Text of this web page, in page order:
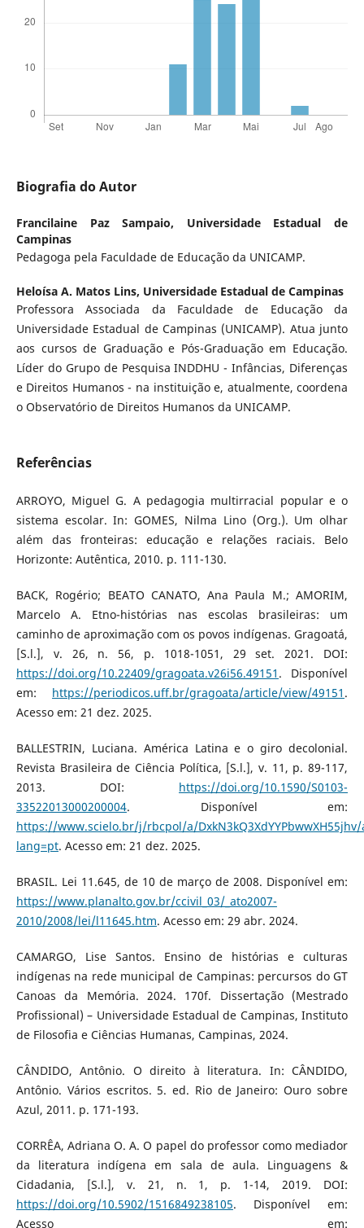
Biografia do Autor
Francilaine Paz Sampaio, Universidade Estadual de
Campinas
Pedagoga pela Faculdade de Educação da UNICAMP.
Heloísa A. Matos Lins, Universidade Estadual de Campinas
Professora Associada da Faculdade de Educação da
Universidade Estadual de Campinas (UNICAMP). Atua junto
aos cursos de Graduação e Pós-Graduação em Educação.
Líder do Grupo de Pesquisa INDDHU - Infâncias, Diferenças
e Direitos Humanos - na instituição e, atualmente, coordena
o Observatório de Direitos Humanos da UNICAMP.
Referências
ARROYO, Miguel G. A pedagogia multirracial popular e o
sistema escolar. In: GOMES, Nilma Lino (Org.). Um olhar
além das fronteiras: educação e relações raciais. Belo
Horizonte: Autêntica, 2010. p. 111-130.
BACK, Rogério; BEATO CANATO, Ana Paula M.; AMORIM,
Marcelo A. Etno-histórias nas escolas brasileiras: um
caminho de aproximação com os povos indígenas. Gragoatá,
[S.l.], v. 26, n. 56, p. 1018-1051, 29 set. 2021. DOI:
https://doi.org/10.22409/gragoata.v26i56.49151 . Disponível
em: https://periodicos.uff.br/gragoata/article/view/49151 .
Acesso em: 21 dez. 2025.
BALLESTRIN, Luciana. América Latina e o giro decolonial.
Revista Brasileira de Ciência Política, [S.l.], v. 11, p. 89-117,
2013. DOI: https://doi.org/10.1590/S0103-
33522013000200004. Disponível em:
https://www.scielo.br/j/rbcpol/a/
lang=pt. Acesso em: 21 dez. 2025.
BRASIL. Lei 11.645, de 10 de março de 2008. Disponível em:
https://www.planalto.gov.br/ccivil_03/_ato2007-
2010/2008/lei/l11645.htm. Acesso em: 29 abr. 2024.
CAMARGO, Lise Santos. Ensino de histórias e culturas
indígenas na rede municipal de Campinas: percursos do GT
Canoas da Memória. 2024. 170f. Dissertação (Mestrado
Profissional) – Universidade Estadual de Campinas, Instituto
de Filosofia e Ciências Humanas, Campinas, 2024.
CÂNDIDO, Antônio. O direito à literatura. In: CÂNDIDO,
Antônio. Vários escritos. 5. ed. Rio de Janeiro: Ouro sobre
Azul, 2011. p. 171-193.
CORRÊA, Adriana O. A. O papel do professor como mediador
da literatura indígena em sala de aula. Linguagens &
Cidadania, [S.l.], v. 21, n. 1, p. 1-14, 2019. DOI:
https://doi.org/10.5902/1516849238105. Disponível em:
Acesso em: